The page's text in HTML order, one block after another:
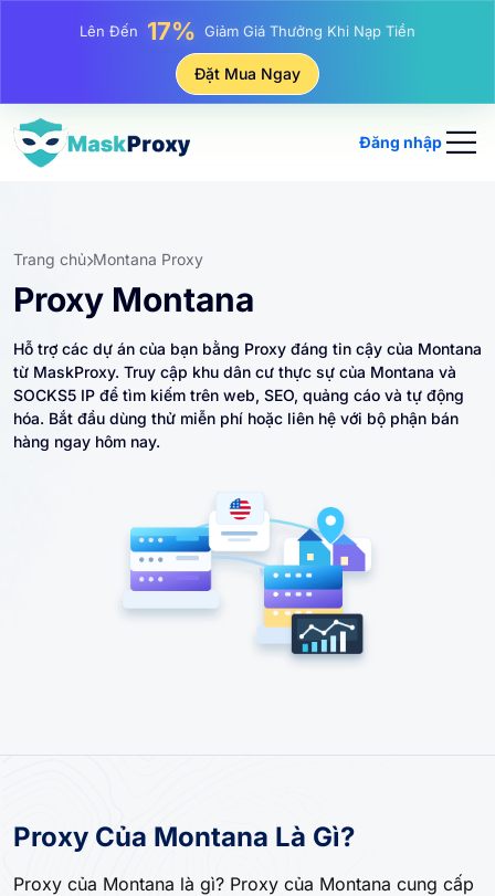
Lên Đến 25% Giảm Giá Khi Mua Hàng IP Tĩnh
Giảm Giá Khi Mua Hàng IP Luân Phiên
Đặt Mua Ngay
Đăng nhập
Trang chủ Montana Proxy
Proxy Montana
Hỗ trợ các dự án của bạn bằng Proxy đáng tin cậy của Montana
từ MaskProxy. Truy cập khu dân cư thực sự của Montana và
SOCKS5 IP để tìm kiếm trên web, SEO, quảng cáo và tự động
hóa. Bắt đầu dùng thử miễn phí hoặc liên hệ với bộ phận bán
hàng ngay hôm nay.
Proxy Của Montana Là Gì?
Proxy của Montana là gì? Proxy của Montana cung cấp